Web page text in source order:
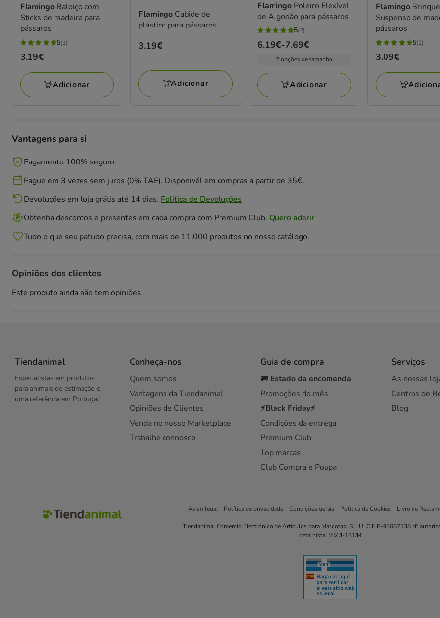
Flamingo Baloiço com
Sticks de madeira para
pássaros
5
estrelas
com
1
avaliações
5(1)
Preço
3.19€
Adicionar
Flamingo Cabide de
plástico para pássaros
Preço
3.19€
Adicionar
Flamingo Poleiro Flexível
de Algodão para pássaros
5
estrelas
avaliações
5(2)
Preço
a
7.69€
6.19€-7.69€
2 opções de tamanho
Adicionar
Flamingo
Suspenso de
pássaros
5
estrelas
com
2
avaliações
5(2)
Preço
3.09€
Vantagens para si
Pagamento 100% seguro.
Pague em 3 vezes sem juros (0% TAE). Disponivél em compras a partir de 35€.
Devoluções em loja grátis até 14 dias. Politica de Devoluções
Obtenha descontos e presentes em cada compra com Premium Club. Quero aderir
Tudo o que seu patudo precisa, com mais de 11.000 produtos no nosso catálogo.
Opiniões dos clientes
Este produto ainda não tem opiniões.
Tiendanimal
Especialistas em produtos
para animais de estimação e
uma referência em Portugal.
Conheça-nos
Quem somos
Vantagens da Tiendanimal
Opiniões de Clientes
Venda no nosso Marketplace
Trabalhe connosco
Guia de compra
🚚 Estado da encomenda
Promoções do mês
⚡Black Friday⚡
Condições da entrega
Premium Club
Top marcas
Club Compra e Poupa
Serviços
As nossas
Centros de
Blog
Aviso legal Política de privacidade Condições gerais Política de Cookies Livro de
Tiendanimal Comercio Electrónico de Artículos para Mascotas, S.L.U. CIF B-93087138 Nº
detalhista: M.V./I-131/M